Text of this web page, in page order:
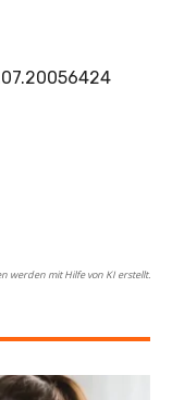
werden mit Hilfe von KI erstellt.